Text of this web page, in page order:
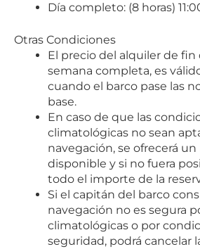
Día completo: (8 horas)
Otras Condiciones
El precio del alquiler de fin
semana completa, es
cuando el barco pase las
base.
En caso de que las
climatológicas no sean
navegación, se ofrecerá
disponible y si no fuera
todo el importe de la
Si el capitán del barco
navegación no es segura
climatológicas o por
seguridad, podrá cancelar